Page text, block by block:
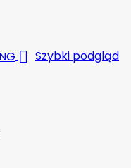
 Szybki podgląd